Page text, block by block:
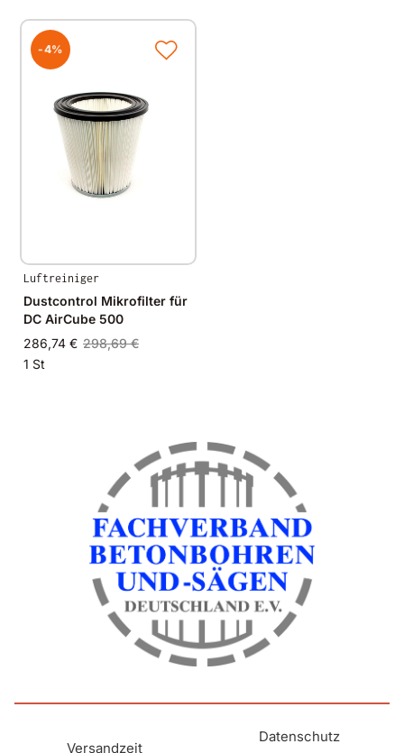
-4%
Luftreiniger
Dustcontrol Mikrofilter für
DC AirCube 500
286,74 € 298,69 €
1 St
Versandzeit
Datenschutz